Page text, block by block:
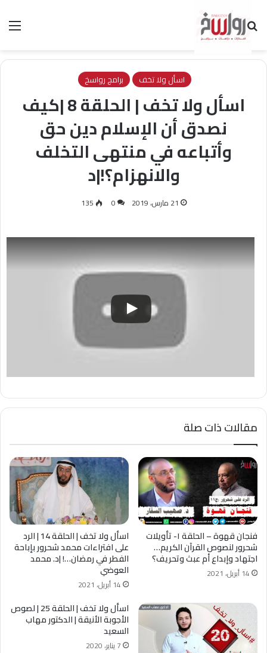
بحث عن
اسأل ولا تخف برامج رواسخ
اسأل ولا تخف | الحلقة 8 |كيف
نصدق أن الإسلام دين حق
وأتباعه في منتهى التخلف
والانهزام؟!|د
21 مارس، 2019 0
135
مقالات ذات صلة
فنجان قهوة – الحلقة ١- تأويلات
شحرور لنصوص ‫القرآن الكريم‬…
اجتهاد وإبداع أم عبث وتحريف؟
14 أبريل، 2021
اسأل ولا تخف | الحلقة 14 | الرد
على افتراءات محمد شحرور بإباحة
الفطر في رمضان…! |د. محمد
العوضي
14 أبريل، 2021
اسأل ولا تخف | الحلقة 25 | لصوص
الأجوبة الأنيقة | الدكتور مهاب
السعيد
7 يناير، 2020